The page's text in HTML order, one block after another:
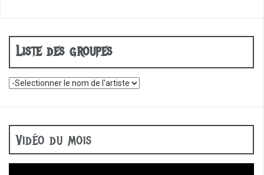
Liste des groupes
Vidéo du mois